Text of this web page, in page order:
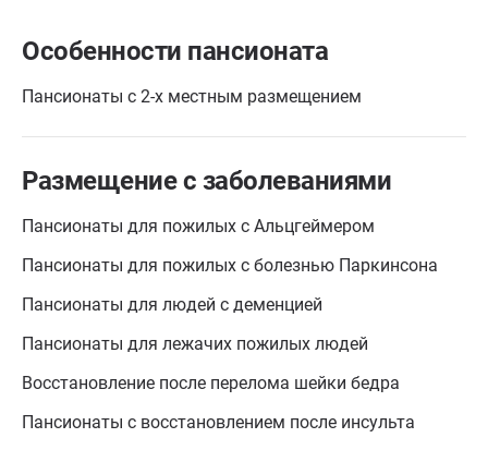
Особенности пансионата
Пансионаты с 2-х местным размещением
Размещение с заболеваниями
Пансионаты для пожилых с Альцгеймером
Пансионаты для пожилых с болезнью Паркинсона
Пансионаты для людей с деменцией
Пансионаты для лежачих пожилых людей
Восстановление после перелома шейки бедра
Пансионаты с восстановлением после инсульта